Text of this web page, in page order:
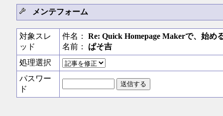
メンテフォーム
対象スレ
ッド
件名： Re: Quick Homepage Makerで、始め
名前： ぱそ吉
処理選択
パスワー
ド